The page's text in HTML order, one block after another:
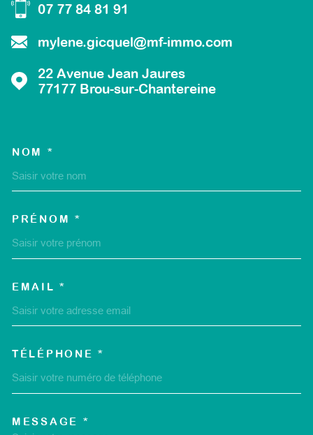
07 77 84 81 91
mylene.gicquel@mf-immo.com
22 Avenue Jean Jaures
77177
Brou-sur-Chantereine
NOM *
PRÉNOM *
EMAIL *
TÉLÉPHONE *
MESSAGE *